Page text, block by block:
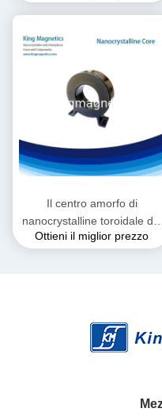
Il centro amorfo di
nanocrystalline toroidale del
trasformatore dell'invertitore
Ottieni il miglior prezzo